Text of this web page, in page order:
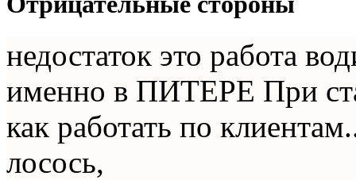
недостаток это работа
именно в ПИТЕРЕ При
как работать по
лосось,